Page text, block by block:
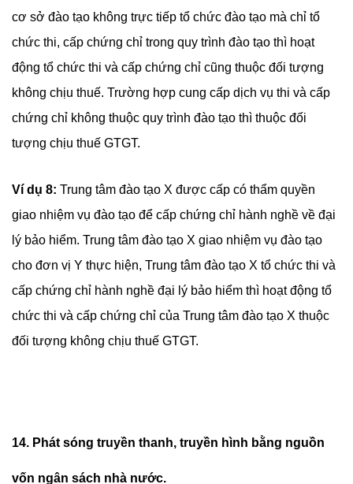
cơ sở đào tạo không trực tiếp tổ chức đào tạo mà chỉ tổ
chức thi, cấp chứng chỉ trong quy trình đào tạo thì hoạt
động tổ chức thi và cấp chứng chỉ cũng thuộc đối tượng
không chịu thuế. Trường hợp cung cấp dịch vụ thi và cấp
chứng chỉ không thuộc quy trình đào tạo thì thuộc đối
tượng chịu thuế GTGT.
Ví dụ 8: Trung tâm đào tạo X được cấp có thẩm quyền
giao nhiệm vụ đào tạo để cấp chứng chỉ hành nghề về đại
lý bảo hiểm. Trung tâm đào tạo X giao nhiệm vụ đào tạo
cho đơn vị Y thực hiện, Trung tâm đào tạo X tổ chức thi và
cấp chứng chỉ hành nghề đại lý bảo hiểm thì hoạt động tổ
chức thi và cấp chứng chỉ của Trung tâm đào tạo X thuộc
đối tượng không chịu thuế GTGT.
14. Phát sóng truyền thanh, truyền hình bằng nguồn
vốn ngân sách nhà nước.